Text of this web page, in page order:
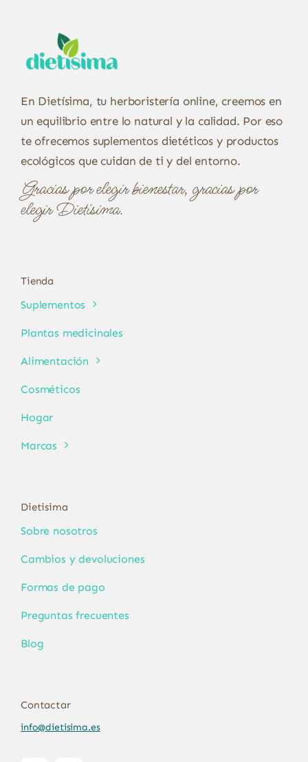
En Dietísima, tu herboristería online, creemos en
un equilibrio entre lo natural y la calidad. Por eso
te ofrecemos suplementos dietéticos y productos
ecológicos que cuidan de ti y del entorno.
Gracias por elegir bienestar, gracias por
elegir Dietísima.
Tienda
Suplementos
Plantas medicinales
Alimentación
Cosméticos
Hogar
Marcas
Dietisima
Sobre nosotros
Cambios y devoluciones
Formas de pago
Preguntas frecuentes
Blog
Contactar
info@dietisima.es